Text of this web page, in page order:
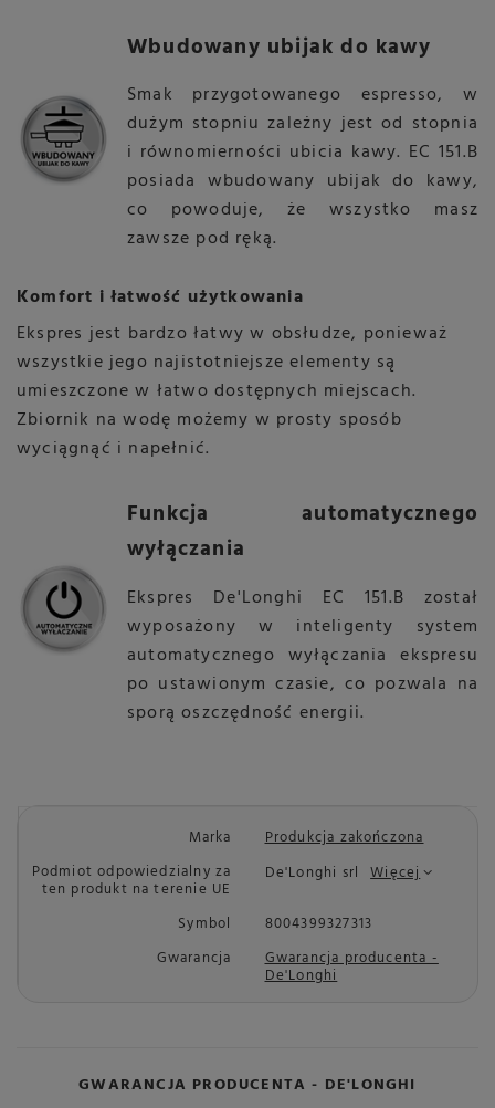
Wbudowany ubijak do kawy
Smak przygotowanego espresso, w
dużym stopniu zależny jest od stopnia
i równomierności ubicia kawy. EC 151.B
posiada wbudowany ubijak do kawy,
co powoduje, że wszystko masz
zawsze pod ręką.
Komfort i łatwość użytkowania
Ekspres jest bardzo łatwy w obsłudze, ponieważ
wszystkie jego najistotniejsze elementy są
umieszczone w łatwo dostępnych miejscach.
Zbiornik na wodę możemy w prosty sposób
wyciągnąć i napełnić.
Funkcja automatycznego
wyłączania
Ekspres De'Longhi EC 151.B został
wyposażony w inteligenty system
automatycznego wyłączania ekspresu
po ustawionym czasie, co pozwala na
sporą oszczędność energii.
Marka
Produkcja zakończona
Podmiot odpowiedzialny za
ten produkt na terenie UE
De'Longhi srl Więcej
Symbol
8004399327313
Gwarancja
Gwarancja producenta -
De'Longhi
GWARANCJA PRODUCENTA - DE'LONGHI